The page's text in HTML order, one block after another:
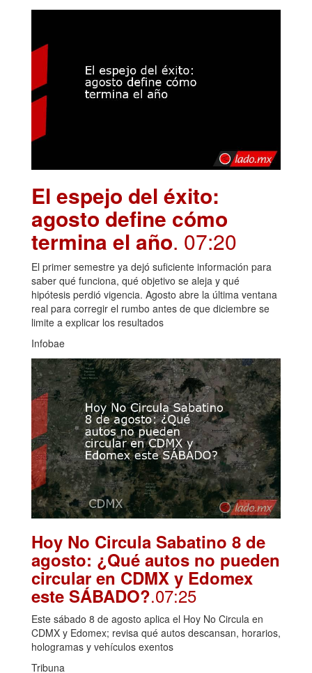
El espejo del éxito:
agosto define cómo
termina el año. 07:20
El primer semestre ya dejó suficiente información para
saber qué funciona, qué objetivo se aleja y qué
hipótesis perdió vigencia. Agosto abre la última ventana
real para corregir el rumbo antes de que diciembre se
limite a explicar los resultados
Infobae
Hoy No Circula Sabatino 8 de
agosto: ¿Qué autos no pueden
circular en CDMX y Edomex
este SÁBADO?.07:25
Este sábado 8 de agosto aplica el Hoy No Circula en
CDMX y Edomex; revisa qué autos descansan, horarios,
hologramas y vehículos exentos
Tribuna